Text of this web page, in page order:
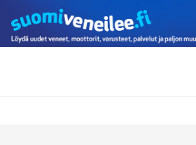
suoraan
sisältöön